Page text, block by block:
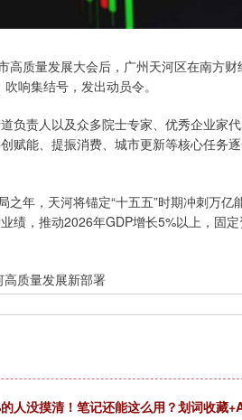
质量发展大会后，广州天河区在南方财
响集结号，发出动员令。
责人以及众多院士专家、优秀企业家
赋能、提振消费、城市更新等核心任务
年，天河将锚定“十五五”时期冲刺万亿
绩，推动2026年GDP增长5%以上，固
质量发展新部署
人没摸清！笔记还能这么用？划词收藏